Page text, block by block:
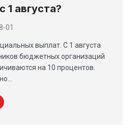
1 августа?
01
выплат. С 1 августа
бюджетных организаций
на 10 процентов.